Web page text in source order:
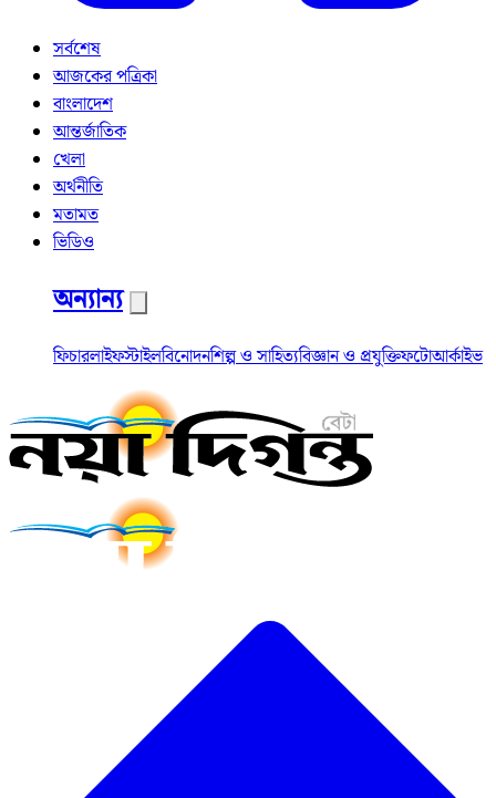
সর্বশেষ
আজকের পত্রিকা
বাংলাদেশ
আন্তর্জাতিক
খেলা
অর্থনীতি
মতামত
ভিডিও
অন্যান্য
ফিচারলাইফস্টাইলবিনোদনশিল্প ও সাহিত্যবিজ্ঞান ও প্রযুক্তিফটোআর্কাইভ